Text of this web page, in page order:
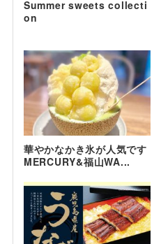
Summer sweets collecti
on
華やかなかき氷が人気です
MERCURY&福山WA...